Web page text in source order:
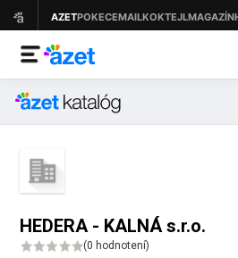
HEDERA - KALNÁ s.r.o.
(0 hodnotení)